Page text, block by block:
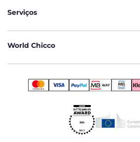
Serviços
World Chicco